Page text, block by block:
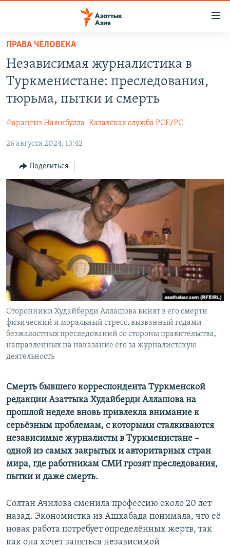
Вернуться
основному
содержанию
Вернутся
главной
навигации
Вернутся
поиску
ВОЙНА В УКРАИНЕ
КЫРГЫЗЧА
ЎЗБЕКЧА
ТОҶИКӢ
Все сайты РСЕ/РС
ПРАВА ЧЕЛОВЕКА
Независимая журналистика в
Туркменистане: преследования,
тюрьма, пытки и смерть
Фарангиз Нажибулла Казахская служба РСЕ/РС
26 августа 2024, 13:42
Поделиться
Сторонники Худайберди Аллашова винят в его смерти
физический и моральный стресс, вызванный годами
безжалостных преследований со стороны правительства,
направленных на наказание его за журналистскую
деятельность
Смерть бывшего корреспондента Туркменской
редакции Азаттыка Худайберди Аллашова на
прошлой неделе вновь привлекла внимание к
серьёзным проблемам, с которыми сталкиваются
независимые журналисты в Туркменистане –
одной из самых закрытых и авторитарных стран
мира, где работникам СМИ грозят преследования,
пытки и даже смерть.
Солтан Ачилова сменила профессию около 20 лет
назад. Экономистка из Ашхабада понимала, что её
новая работа потребует определённых жертв, так
как она хочет заняться независимой